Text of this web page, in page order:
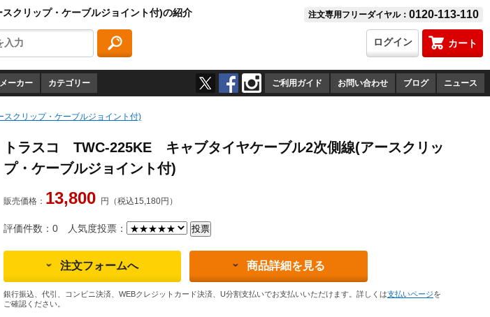
クリップ・ケーブルジョイント付)の紹介 注文専用フリーダイヤル： 0120-113-110
カート
ログイン
メーカー カテゴリー ご利用ガイド お問い合わせ ブログ ニュース
クリップ・ケーブルジョイント付)
トラスコ TWC-225KE キャブタイヤケーブル2次側線(アースクリッ
プ・ケーブルジョイント付)
販売価格： 13,800 円（税込15,180円）
評価件数：0 人気度投票：
注文フォームへ 商品詳細を見る
銀行振込、代引、コンビニ決済、WEBクレジットカード決済、U分割支払いでお支払いいただけます。詳しくは支払いページを
ご確認ください。